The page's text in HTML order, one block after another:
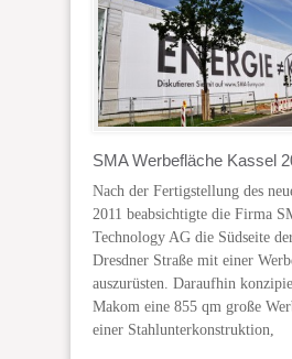
SMA Werbefläche Kassel
Nach der Fertigstellung des
2011 beabsichtigte die Firma
Technology AG die Südseite
Dresdner Straße mit einer
auszurüsten. Daraufhin
Makom eine 855 qm große
einer Stahlunterkonstruktion,